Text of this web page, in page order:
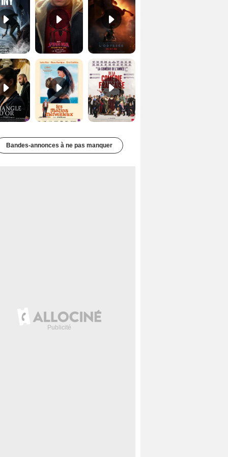
Le Triangle d'or Bande-annonce VF De la Comédie-Française Teaser VF
Bandes-annonces à ne pas manquer